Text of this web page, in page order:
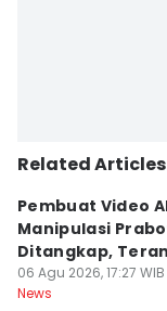
Related Articles
Pembuat Video
Manipulasi
Ditangkap,
Tahun Bui
06 Agu 2026, 17:27 WIB
News